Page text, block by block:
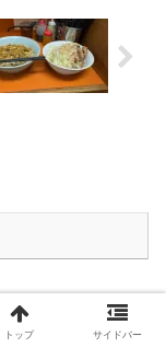
トップ サイドバー